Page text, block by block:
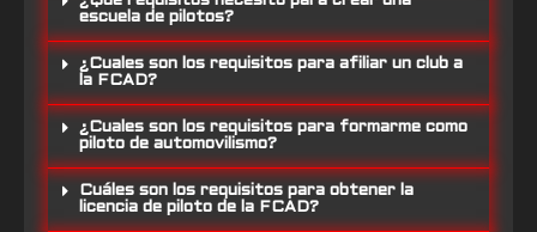
escuela de pilotos?
¿Cuales son los requisitos para afiliar un club a
la FCAD?
¿Cuales son los requisitos para formarme como
piloto de automovilismo?
Cuáles son los requisitos para obtener la
licencia de piloto de la FCAD?